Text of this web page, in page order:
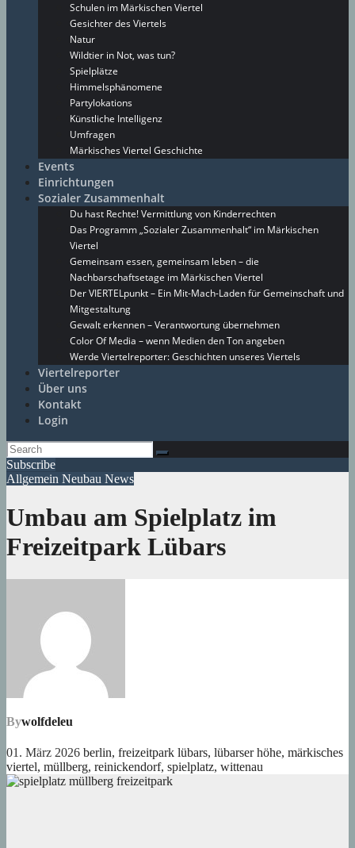
Schulen im Märkischen Viertel
Gesichter des Viertels
Natur
Wildtier in Not, was tun?
Spielplätze
Himmelsphänomene
Partylokations
Künstliche Intelligenz
Umfragen
Märkisches Viertel Geschichte
Events
Einrichtungen
Sozialer Zusammenhalt
Du hast Rechte! Vermittlung von Kinderrechten
Das Programm „Sozialer Zusammenhalt“ im Märkischen
Viertel
Gemeinsam essen, gemeinsam leben – die
Nachbarschaftsetage im Märkischen Viertel
Der VIERTELpunkt – Ein Mit-Mach-Laden für Gemeinschaft und
Mitgestaltung
Gewalt erkennen – Verantwortung übernehmen
Color Of Media – wenn Medien den Ton angeben
Werde Viertelreporter: Geschichten unseres Viertels
Viertelreporter
Über uns
Kontakt
Login
Subscribe
Allgemein Neubau News
Umbau am Spielplatz im
Freizeitpark Lübars
Bywolfdeleu
01. März 2026 berlin, freizeitpark lübars, lübarser höhe, märkisches
viertel, müllberg, reinickendorf, spielplatz, wittenau